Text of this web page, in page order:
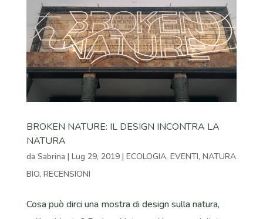
BROKEN NATURE: IL DESIGN INCONTRA LA
NATURA
da Sabrina | Lug 29, 2019| ECOLOGIA, EVENTI, NATURA
BIO, RECENSIONI
Cosa può dirci una mostra di design sulla natura,